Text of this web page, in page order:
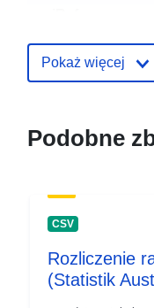
Pokaż więcej
Podobne
CSV
Rozliczenie
(Statistik